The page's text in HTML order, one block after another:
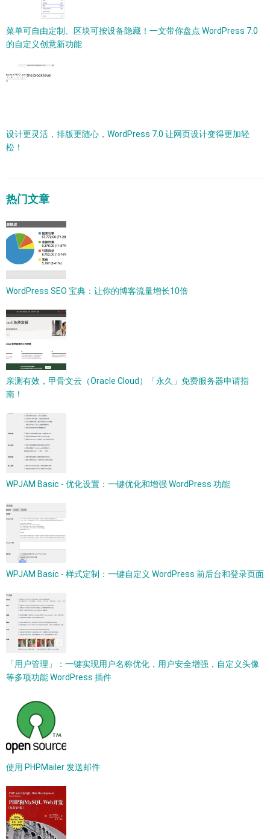
菜单可自由定制、区块可按设备隐藏！一文带你盘点 WordPress 7.0
的自定义创意新功能
设计更灵活，排版更随心，WordPress 7.0 让网页设计变得更加轻
松！
热门文章
WordPress SEO 宝典：让你的博客流量增长10倍
亲测有效，甲骨文云（Oracle Cloud）「永久」免费服务器申请指
南！
WPJAM Basic - 优化设置：一键优化和增强 WordPress 功能
WPJAM Basic - 样式定制：一键自定义 WordPress 前后台和登录页面
「用户管理」：一键实现用户名称优化，用户安全增强，自定义头像
等多项功能 WordPress 插件
使用 PHPMailer 发送邮件